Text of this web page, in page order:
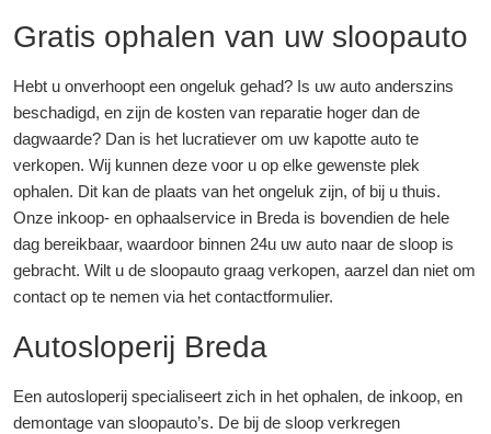
Gratis ophalen van uw sloopauto
Hebt u onverhoopt een ongeluk gehad? Is uw auto anderszins
beschadigd, en zijn de kosten van reparatie hoger dan de
dagwaarde? Dan is het lucratiever om uw kapotte auto te
verkopen. Wij kunnen deze voor u op elke gewenste plek
ophalen. Dit kan de plaats van het ongeluk zijn, of bij u thuis.
Onze inkoop- en ophaalservice in Breda is bovendien de hele
dag bereikbaar, waardoor binnen 24u uw auto naar de sloop is
gebracht. Wilt u de sloopauto graag verkopen, aarzel dan niet om
contact op te nemen via het contactformulier.
Autosloperij Breda
Een autosloperij specialiseert zich in het ophalen, de inkoop, en
demontage van sloopauto’s. De bij de sloop verkregen